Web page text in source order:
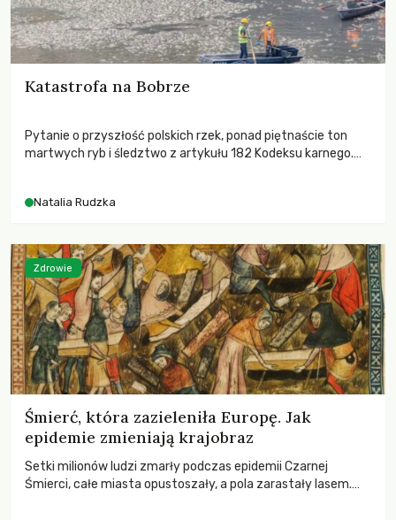
Katastrofa na Bobrze
Pytanie o przyszłość polskich rzek, ponad piętnaście ton
martwych ryb i śledztwo z artykułu 182 Kodeksu karnego.
zdarzeń prowadzących do biologicznej śmierci rzeki.
Natalia Rudzka
Śmierć, która zazieleniła Europę. Jak
epidemie zmieniają krajobraz
Setki milionów ludzi zmarły podczas epidemii Czarnej
Śmierci, całe miasta opustoszały, a pola zarastały lasem.
Zdrowie